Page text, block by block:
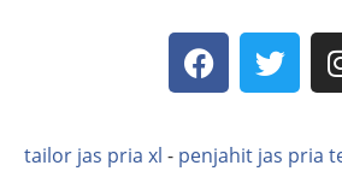
tailor jas pria xl - penjahit jas pria